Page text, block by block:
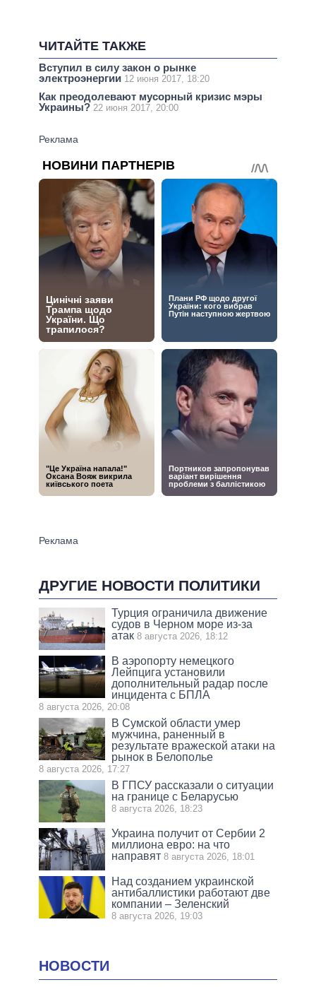
ЧИТАЙТЕ ТАКЖЕ
Вступил в силу закон о рынке
электроэнергии 12 июня 2017, 18:20
Как преодолевают мусорный кризис мэры
Украины? 22 июня 2017, 20:00
ДРУГИЕ НОВОСТИ ПОЛИТИКИ
Турция ограничила движение
судов в Черном море из-за
атак 8 августа 2026, 18:12
В аэропорту немецкого
Лейпцига установили
дополнительный радар после
инцидента с БПЛА
8 августа 2026, 20:08
В Сумской области умер
мужчина, раненный в
результате вражеской атаки на
рынок в Белополье
8 августа 2026, 17:27
В ГПСУ рассказали о ситуации
на границе с Беларусью
8 августа 2026, 18:23
Украина получит от Сербии 2
миллиона евро: на что
направят 8 августа 2026, 18:01
Над созданием украинской
антибаллистики работают две
компании – Зеленский
8 августа 2026, 19:03
НОВОСТИ